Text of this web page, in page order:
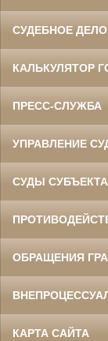
СУДЕБНОЕ
КАЛЬКУЛЯТОР
ПРЕСС-СЛУЖБА
УПРАВЛЕНИЕ
СУДЫ
ОБРАЩЕНИЯ
КАРТА САЙТА